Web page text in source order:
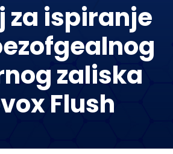
za ispiranje
zaliska
Flush